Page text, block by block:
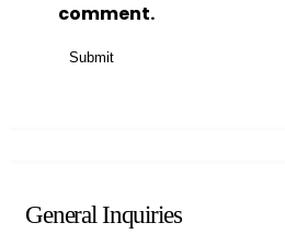
comment.
General Inquiries